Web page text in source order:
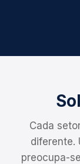
Cada
diferente.
preocupa-